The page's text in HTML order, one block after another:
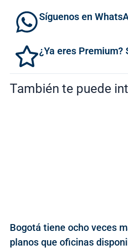
Síguenos en
¿Ya eres Premium?
También te puede
Bogotá tiene ocho veces
planos que oficinas